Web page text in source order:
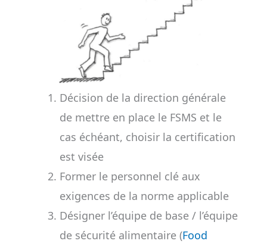
Décision de la direction générale
de mettre en place le FSMS et le
cas échéant, choisir la certification
est visée
Former le personnel clé aux
exigences de la norme applicable
Désigner l’équipe de base / l’équipe
de sécurité alimentaire (Food